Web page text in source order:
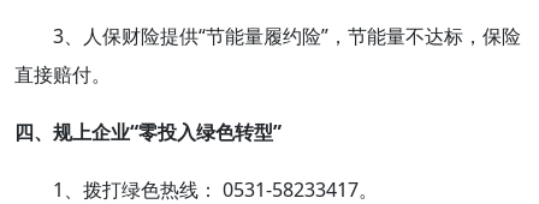
3、人保财险提供“节能量履约险”，节能量不达标，保险
直接赔付。
四、规上企业“零投入绿色转型”
1、拨打绿色热线： 0531-58233417。